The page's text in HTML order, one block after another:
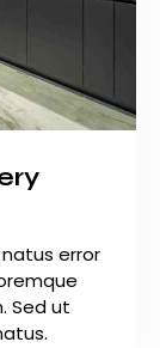
error
Sed ut